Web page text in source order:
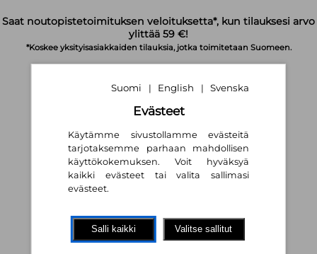
Saat noutopistetoimituksen veloituksetta*, kun tilauksesi arvo
ylittää 59 €!
*Koskee yksityisasiakkaiden tilauksia, jotka toimitetaan Suomeen.
Suomi | English | Svenska
Suomi | English | Svenska
Evästeet
Käytämme sivustollamme evästeitä
tarjotaksemme parhaan mahdollisen
käyttökokemuksen. Voit hyväksyä
kaikki evästeet tai valita sallimasi
evästeet.
Salli kaikki Valitse sallitut